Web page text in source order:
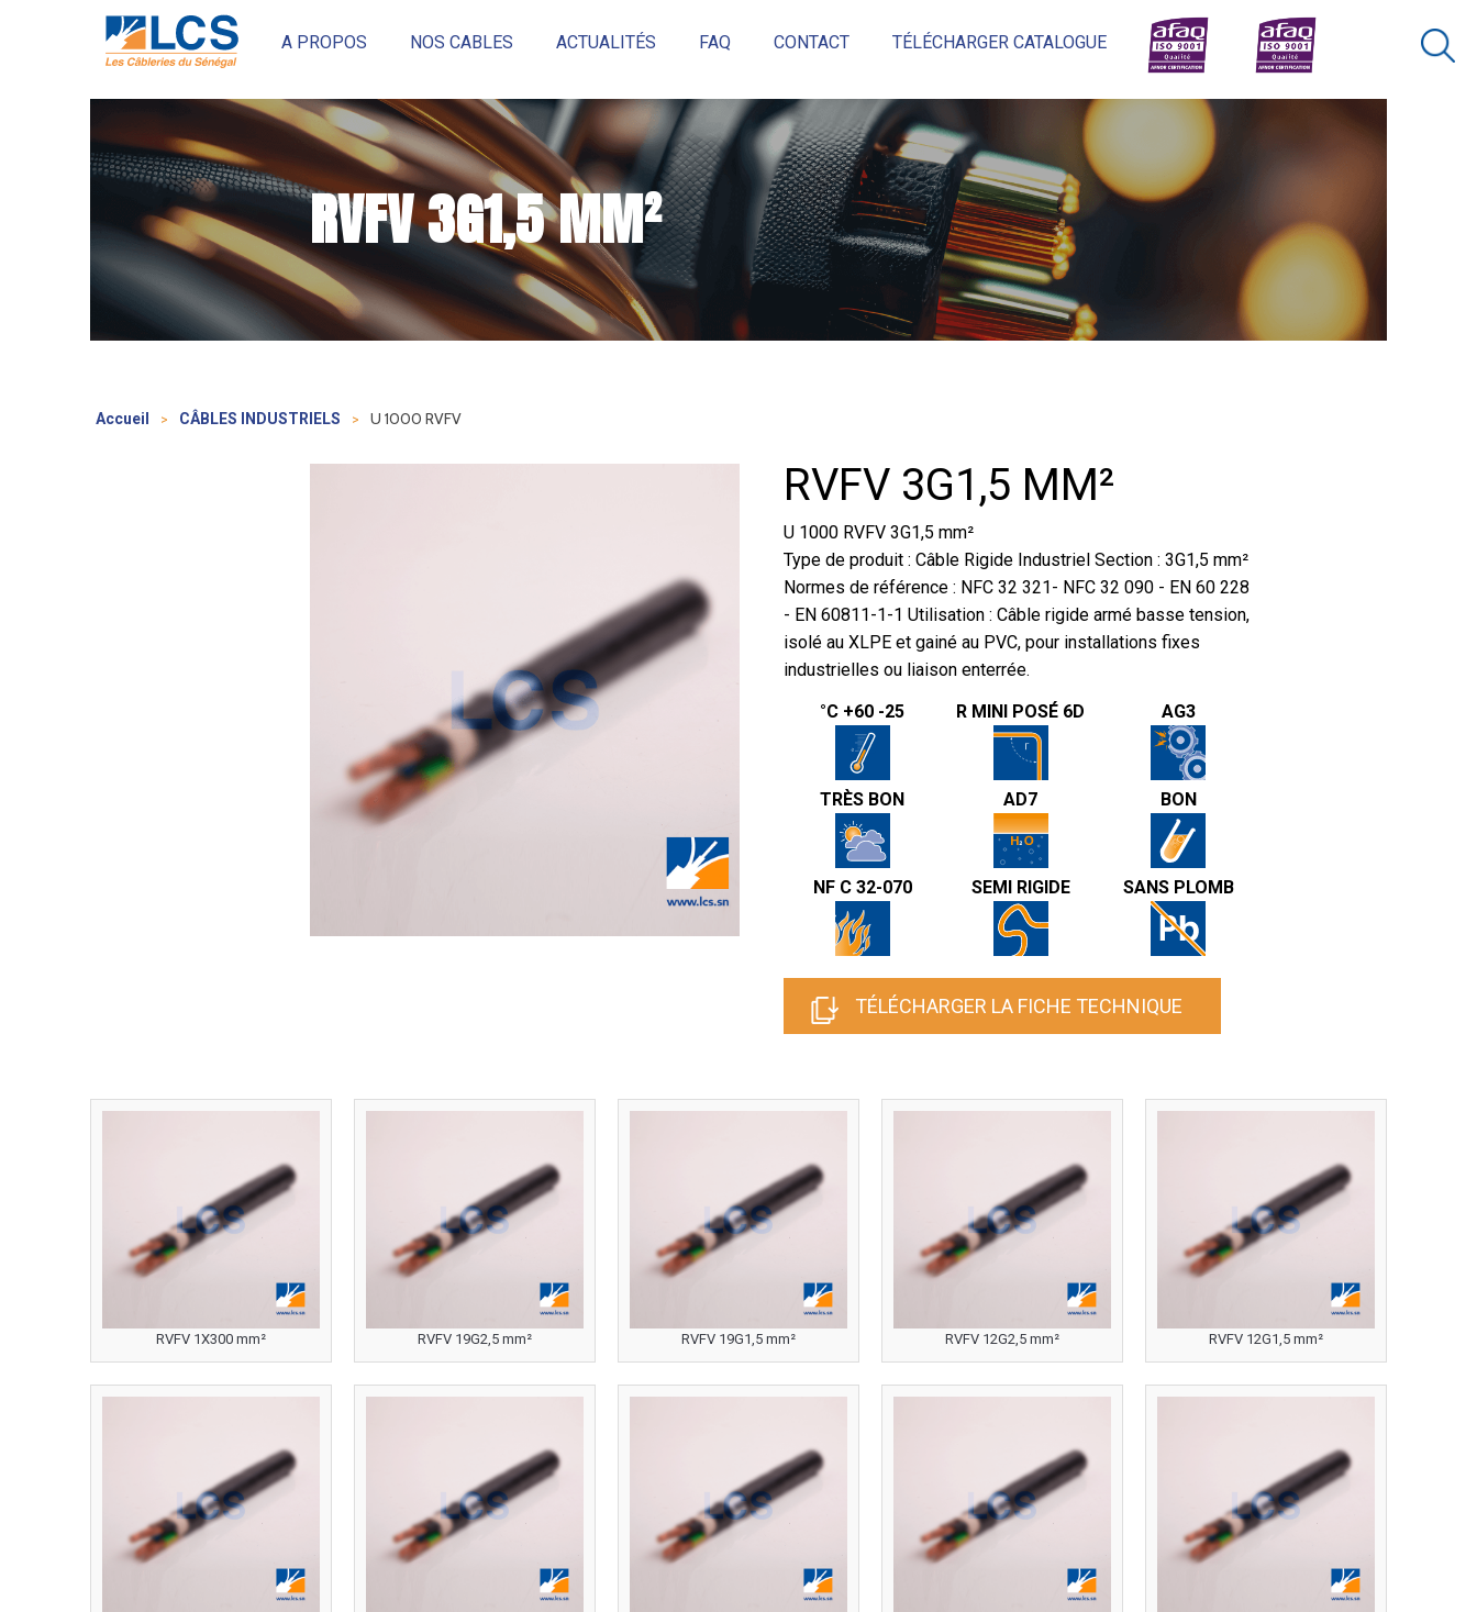
A PROPOS NOS CABLES ACTUALITÉS FAQ CONTACT TÉLÉCHARGER CATALOGUE
Réinitialiser× Rechercher
RVFV 3G1,5 MM²
Accueil > CÂBLES INDUSTRIELS > U 1000 RVFV
RVFV 3G1,5 MM²
U 1000 RVFV 3G1,5 mm²
Type de produit : Câble Rigide Industriel Section : 3G1,5 mm²
Normes de référence : NFC 32 321- NFC 32 090 - EN 60 228
- EN 60811-1-1 Utilisation : Câble rigide armé basse tension,
isolé au XLPE et gainé au PVC, pour installations fixes
industrielles ou liaison enterrée.
°C +60 -25
R MINI POSÉ 6D AG3
TRÈS BON AD7 BON
NF C 32-070 SEMI RIGIDE SANS PLOMB
TÉLÉCHARGER LA FICHE TECHNIQUE
RVFV 1X300 mm² RVFV 19G2,5 mm² RVFV 19G1,5 mm² RVFV 12G2,5 mm² RVFV 12G1,5 mm²